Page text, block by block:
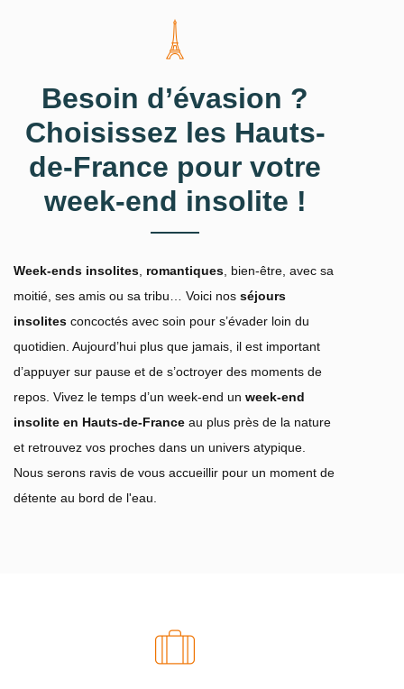
Besoin d’évasion ?
Choisissez les Hauts-
de-France pour votre
week-end insolite !
Week-ends insolites romantiques , bien-être, avec sa
moitié, ses amis ou sa tribu… Voici nos séjours
insolites concoctés avec soin pour s’évader loin du
quotidien. Aujourd’hui plus que jamais, il est important
d’appuyer sur pause et de s’octroyer des moments de
repos. Vivez le temps d’un week-end un week-end
insolite en Hauts-de-France au plus près de la nature
et retrouvez vos proches dans un univers atypique.
Nous serons ravis de vous accueillir pour un moment de
détente au bord de l'eau.